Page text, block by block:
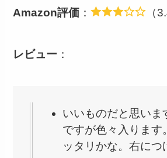
Amazon評価 ： （
レビュー ：
いいものだと思いま
ですが色々入ります
ッタリかな。右につ